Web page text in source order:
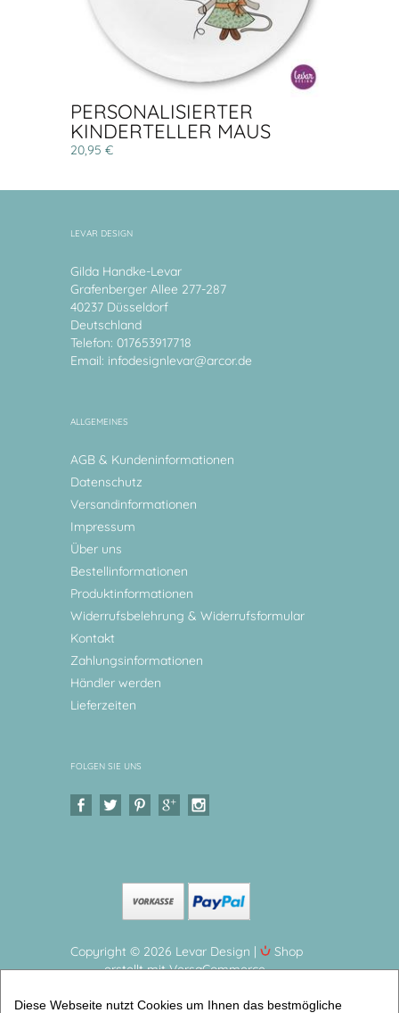
PERSONALISIERTER
KINDERTELLER MAUS
20,95 €
LEVAR DESIGN
Gilda Handke-Levar
Grafenberger Allee 277-287
40237 Düsseldorf
Deutschland
Telefon: 017653917718
Email: infodesignlevar@arcor.de
ALLGEMEINES
AGB & Kundeninformationen
Datenschutz
Versandinformationen
Impressum
Über uns
Bestellinformationen
Produktinformationen
Widerrufsbelehrung & Widerrufsformular
Kontakt
Zahlungsinformationen
Händler werden
Lieferzeiten
FOLGEN SIE UNS
Copyright © 2026 Levar Design |
Shop
erstellt mit VersaCommerce.
teiliges Geschirrset aus Melamin und BPA frei,
Diese Webseite nutzt Cookies um Ihnen das bestmögliche